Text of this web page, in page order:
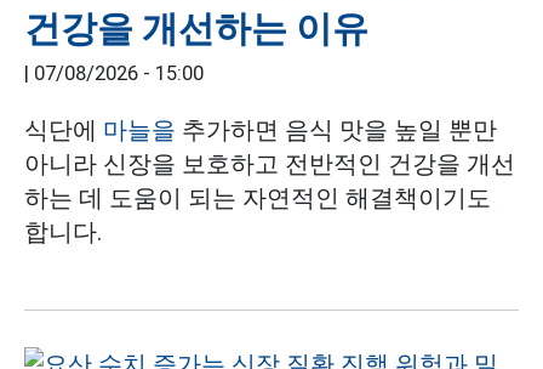
건강을 개선하는 이유
| 07/08/2026 - 15:00
식단에 마늘을 추가하면 음식 맛을 높일 뿐만
아니라 신장을 보호하고 전반적인 건강을 개선
하는 데 도움이 되는 자연적인 해결책이기도
합니다.